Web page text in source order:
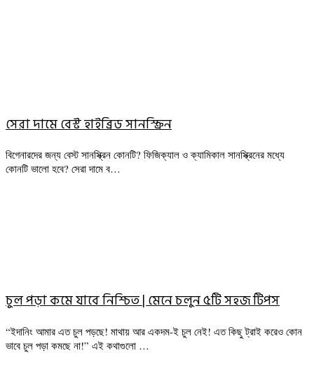
সেরা দামে বেস্ট হাইব্রিড সানস্ক্রিন
বিগেনারদের জন্য বেস্ট সানস্ক্রিন কোনটি? ফিজিক্যাল ও ক্যামিকাল সানস্ক্রিনের মধ্যে
কোনটি ভালো হবে? সেরা দামে ব…
চুল পড়া কমে যাবে নিশ্চিত | মেনে চলুন ৫টি সহজ টিপস
“ইদানিং আমার এত চুল পড়ছে! মাথায় আর একদম-ই চুল নেই! এত কিছু ট্রাই করেও কোন
ভাবে চুল পড়া কমছে না!” এই কথাগুলো …